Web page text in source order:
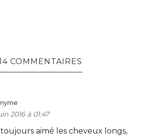
COMMENTAIRES
2016 à 01:47
toujours aimé les cheveux longs,